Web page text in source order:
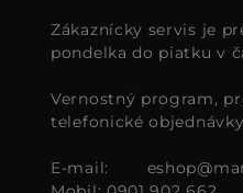
Zákaznícky servis je
pondelka do piatku v
Vernostný program,
telefonické
E-mail: